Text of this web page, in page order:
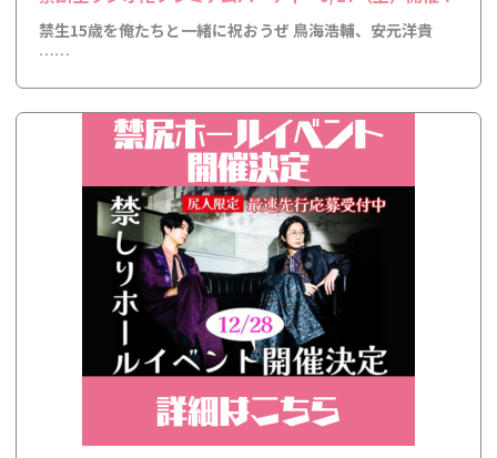
禁生15歳を俺たちと一緒に祝おうぜ 鳥海浩輔、安元洋貴
……